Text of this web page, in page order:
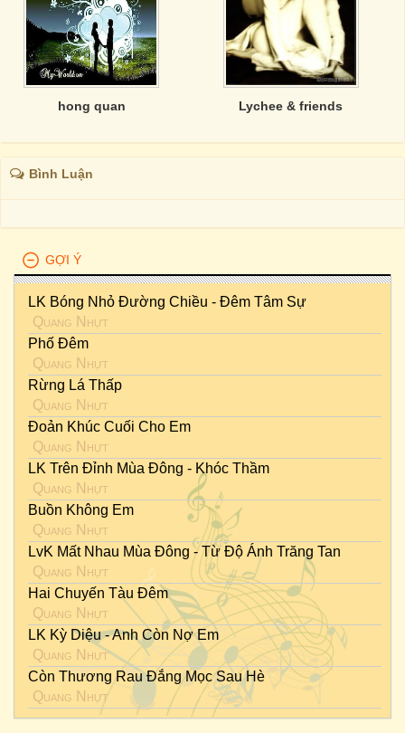
hong quan Lychee & friends
Bình Luận
GỢI Ý
LK Bóng Nhỏ Đường Chiều - Đêm Tâm Sự
Quang Nhựt
Phố Đêm
Quang Nhựt
Rừng Lá Thấp
Quang Nhựt
Đoản Khúc Cuối Cho Em
Quang Nhựt
LK Trên Đỉnh Mùa Đông - Khóc Thầm
Quang Nhựt
Buồn Không Em
Quang Nhựt
LvK Mất Nhau Mùa Đông - Từ Độ Ánh Trăng Tan
Quang Nhựt
Hai Chuyến Tàu Đêm
Quang Nhựt
LK Kỳ Diệu - Anh Còn Nợ Em
Quang Nhựt
Còn Thương Rau Đắng Mọc Sau Hè
Quang Nhựt